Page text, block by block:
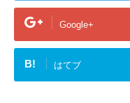
Google+
B! はてブ